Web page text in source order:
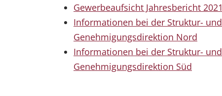
Gewerbeaufsicht Jahresbericht 2021
Informationen bei der Struktur- und
Genehmigungsdirektion Nord
Informationen bei der Struktur- und
Genehmigungsdirektion Süd